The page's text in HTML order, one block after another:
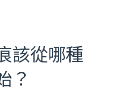
該從哪種
？